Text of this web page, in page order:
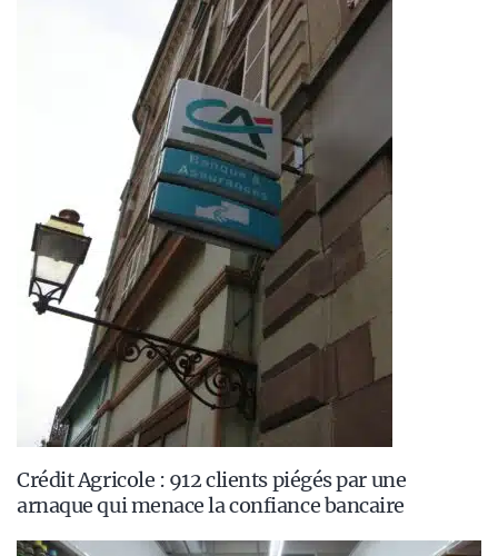
Crédit Agricole : 912 clients piégés par une
arnaque qui menace la confiance bancaire